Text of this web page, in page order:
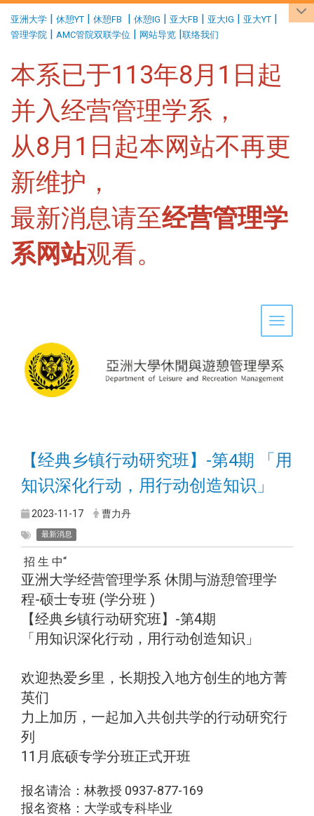
亚洲大学 | 休憩YT | 休憩FB | 休憩IG | 亚大FB | 亚大IG | 亚大YT |
管理学院 | AMC管院双联学位 | 网站导览 |联络我们
本系已于113年8月1日起
并入经营管理学系，
从8月1日起本网站不再更
新维护，
最新消息请至经营管理学
系网站观看。
Toggle
【经典乡镇行动研究班】-第4期 「用
知识深化行动，用行动创造知识」
2023-11-17 曹力丹
最新消息
招 生 中“
亚洲大学经营管理学系 休閒与游憩管理学
程-硕士专班 (学分班 )
【经典乡镇行动研究班】-第4期
「用知识深化行动，用行动创造知识」
欢迎热爱乡里，长期投入地方创生的地方菁
英们
力上加历，一起加入共创共学的行动研究行
列
11月底硕专学分班正式开班
报名请洽：林教授 0937-877-169
报名资格：大学或专科毕业